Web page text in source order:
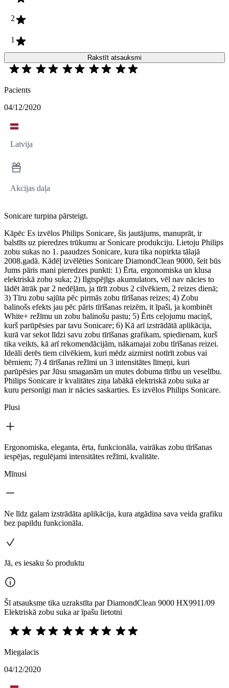
2
1
Rakstīt atsauksmi
Pacients
04/12/2020
Latvija
Akcijas daļa
Sonicare turpina pārsteigt.
Kāpēc Es izvēlos Philips Sonicare, šis jautājums, manuprāt, ir
balstīts uz pieredzes trūkumu ar Sonicare produkciju. Lietoju Philips
zobu sukas no 1. paaudzes Sonicare, kura tika nopirkta tālajā
2008.gadā. Kādēļ izvēlēties Sonicare DiamondClean 9000, šeit būs
Jums pāris mani pieredzes punkti: 1) Ērta, ergonomiska un klusa
elektriskā zobu suka; 2) Ilgtspējīgs akumulators, vēl nav nācies to
lādēt ātrāk par 2 nedēļām, ja tīrīt zobus 2 cilvēkiem, 2 reizes dienā;
3) Tīru zobu sajūta pēc pirmās zobu tīrīšanas reizes; 4) Zobu
balinošs efekts jau pēc pāris tīrīšanas reizēm, it īpaši, ja kombinēt
White+ režīmu un zobu balinošu pastu; 5) Ērts ceļojumu maciņš,
kurš parūpēsies par tavu Sonicare; 6) Kā arī izstrādātā aplikācija,
kurā var sekot līdzi savu zobu tīrīšanas grafikam, spiedienam, kurš
tika veikts, kā arī rekomendācijām, nākamajai zobu tīrīšanas reizei.
Ideāli derēs tiem cilvēkiem, kuri mēdz aizmirst notīrīt zobus vai
bērniem; 7) 4 tīrīšanas režīmi un 3 intensitātes līmeņi, kuri
parūpēsies par Jūsu smaganām un mutes dobuma tīrību un veselību.
Philips Sonicare ir kvalitātes ziņa labākā elektriskā zobu suka ar
kuru personīgi man ir nācies saskarties. Es izvēlos Philips Sonicare.
Plusi
Ergonomiska, eleganta, ērta, funkcionāla, vairākas zobu tīrīšanas
iespējas, regulējami intensitātes režīmi, kvalitāte.
Mīnusi
Ne līdz galam izstrādāta aplikācija, kura atgādina sava veida grafiku
bez papildu funkcionāla.
Jā, es iesaku šo produktu
Šī atsauksme tika uzrakstīta par DiamondClean 9000 HX9911/09
Elektriskā zobu suka ar īpašu lietotni
Miegalacis
04/12/2020